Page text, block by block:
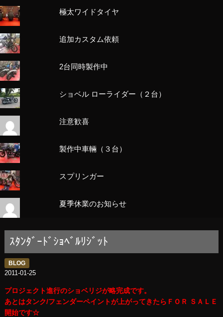
極太ワイドタイヤ
追加カスタム依頼
2台同時製作中
ショベル ローライダー（２台）
注意歓喜
製作中車輛（３台）
スプリンガー
夏季休業のお知らせ
ｽﾀﾝﾀﾞｰﾄﾞｼｮﾍﾞﾙﾘｼﾞｯﾄ
BLOG
2011-01-25
プロジェクト進行のショベリジが略完成です。
あとはタンク/フェンダーペイントが上がってきたらＦＯＲ ＳＡＬＥ
開始です☆